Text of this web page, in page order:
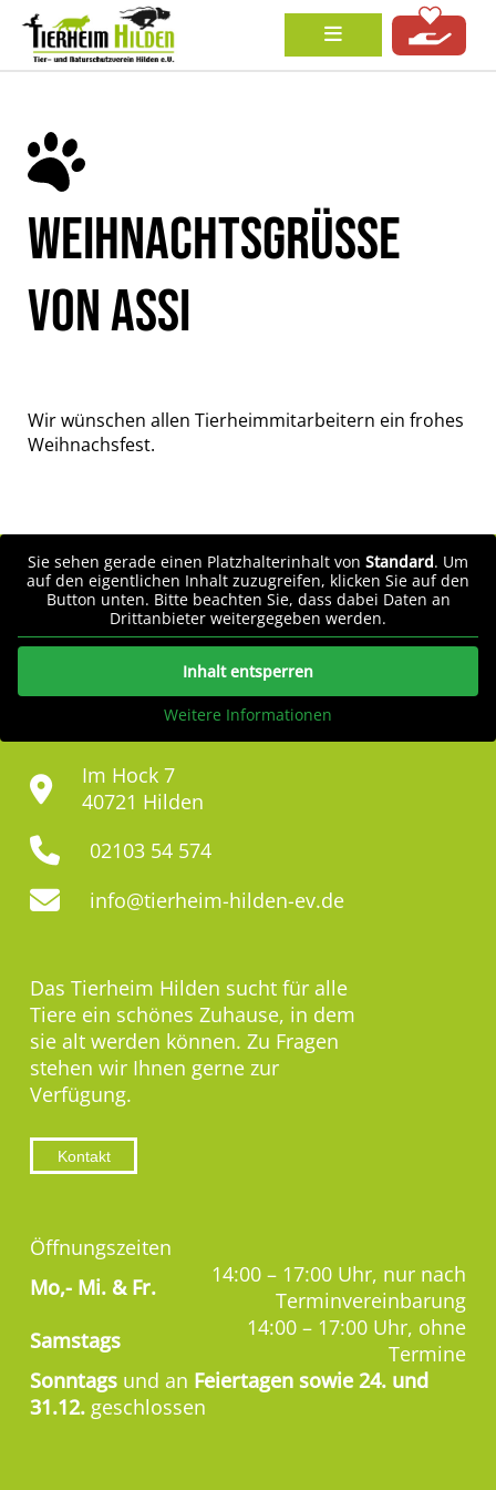
WEIHNACHTSGRÜSSE V
ON ASSI
Wir wünschen allen Tierheimmitarbeitern ein frohes
Weihnachsfest.
Sie sehen gerade einen Platzhalterinhalt von Standard. Um
auf den eigentlichen Inhalt zuzugreifen, klicken Sie auf den
Button unten. Bitte beachten Sie, dass dabei Daten an
Drittanbieter weitergegeben werden.
Inhalt entsperren
Weitere Informationen
Im Hock 7
40721 Hilden
02103 54 574
info@tierheim-hilden-ev.de
Das Tierheim Hilden sucht für alle
Tiere ein schönes Zuhause, in dem
sie alt werden können. Zu Fragen
stehen wir Ihnen gerne zur
Verfügung.
Kontakt
Öffnungszeiten
Mo,- Mi. & Fr.
14:00 – 17:00 Uhr, nur nach
Terminvereinbarung
Samstags
14:00 – 17:00 Uhr, ohne
Termine
Sonntags und an Feiertagen sowie 24. und
31.12. geschlossen